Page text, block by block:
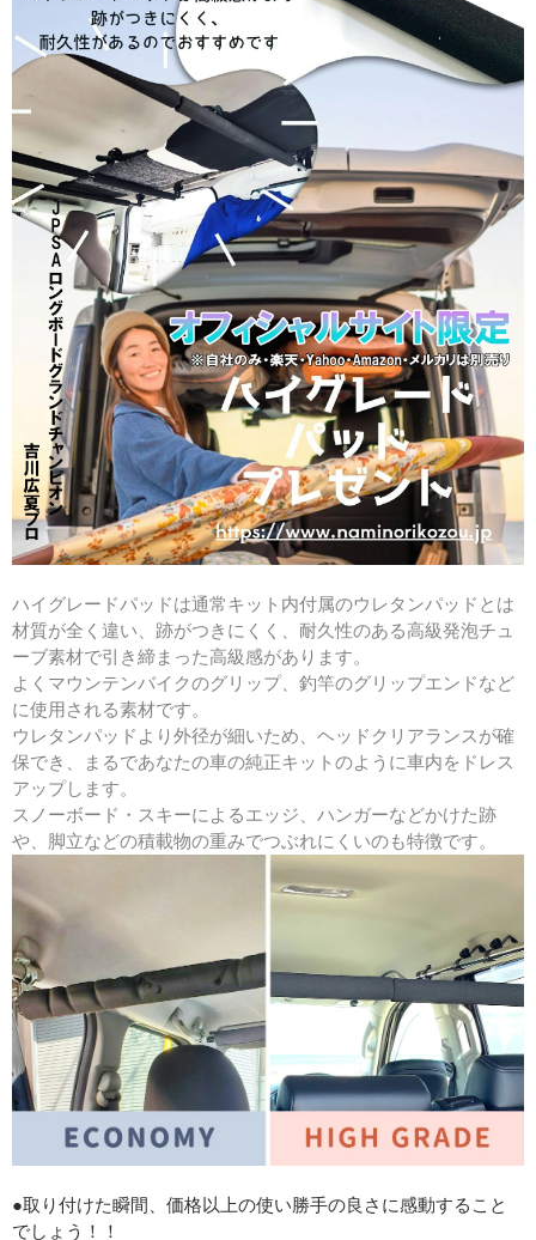
ハイグレードパッドは通常キット内付属のウレタンパッドとは
材質が全く違い、跡がつきにくく、耐久性のある高級発泡チュ
ーブ素材で引き締まった高級感があります。
よくマウンテンバイクのグリップ、釣竿のグリップエンドなど
に使用される素材です。
ウレタンパッドより外径が細いため、ヘッドクリアランスが確
保でき、まるであなたの車の純正キットのように車内をドレス
アップします。
スノーボード・スキーによるエッジ、ハンガーなどかけた跡
や、脚立などの積載物の重みでつぶれにくいのも特徴です。
●取り付けた瞬間、価格以上の使い勝手の良さに感動すること
でしょう！！